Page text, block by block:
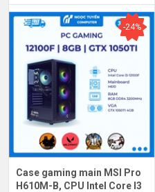
-24%
Case gaming main MSI Pro
H610M-B, CPU Intel Core I3